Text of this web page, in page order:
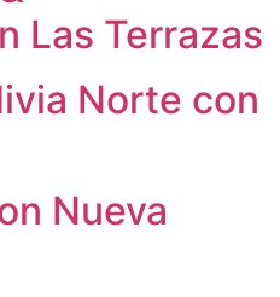
Las Terrazas
Norte con
Nueva